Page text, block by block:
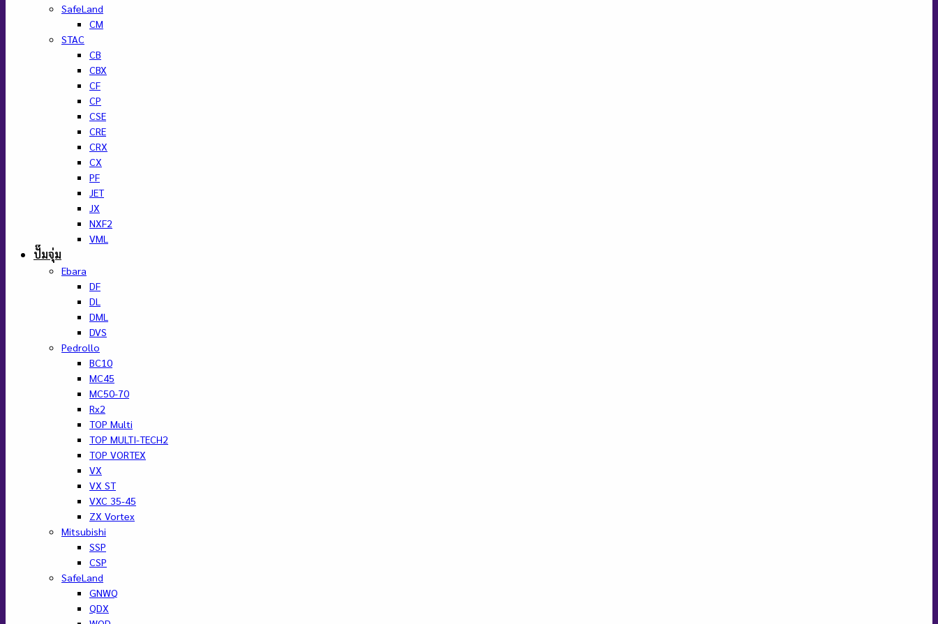
SafeLand
CM
STAC
CB
CBX
CF
CP
CSE
CRE
CRX
CX
PF
JET
JX
NXF2
VML
ปั๊มจุ่ม
Ebara
DF
DL
DML
DVS
Pedrollo
BC10
MC45
MC50-70
Rx2
TOP Multi
TOP MULTI-TECH2
TOP VORTEX
VX
VX ST
VXC 35-45
ZX Vortex
Mitsubishi
SSP
CSP
SafeLand
GNWQ
QDX